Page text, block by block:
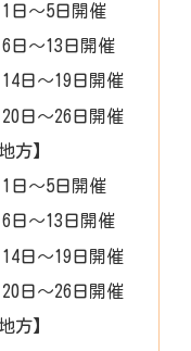
日～5日開催
日～13日開催
日～19日開催
日～26日開催
方】
日～5日開催
日～13日開催
日～19日開催
日～26日開催
方】